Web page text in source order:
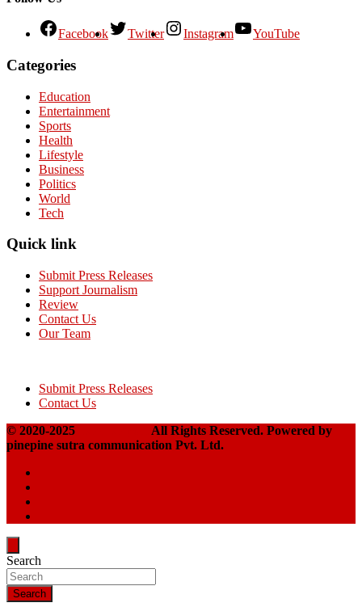
Facebook Twitter Instagram YouTube
Categories
Education
Entertainment
Sports
Health
Lifestyle
Business
Politics
World
Tech
Quick link
Submit Press Releases
Support Journalism
Review
Contact Us
Our Team
Submit Press Releases
Contact Us
© 2020-2025
All Rights Reserved. Powered by
pinepine sutra communication Pvt. Ltd.
Search
Search